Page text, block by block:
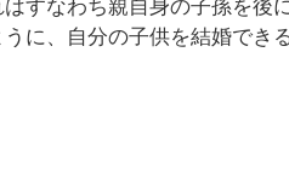
すなわち親自身の子孫を後
に、自分の子供を結婚でき